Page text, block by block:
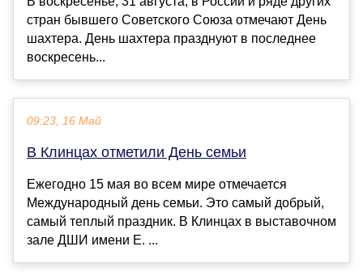
стран бывшего Советского Союза отмечают День
шахтера. День шахтера празднуют в последнее
воскресень...
09:23, 16 Май
В Клинцах отметили День семьи
Ежегодно 15 мая во всем мире отмечается
Международный день семьи. Это самый добрый,
самый теплый праздник. В Клинцах в выставочном
зале ДШИ имени Е. ...